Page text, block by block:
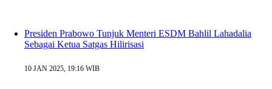
Presiden Prabowo Tunjuk Menteri ESDM Bahlil Lahadalia
Sebagai Ketua Satgas Hilirisasi
10 JAN 2025, 19:16 WIB